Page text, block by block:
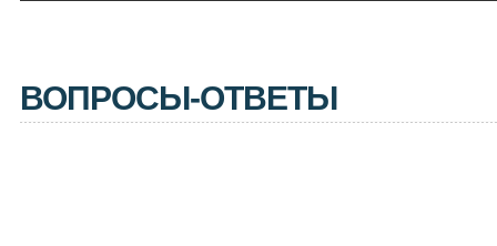
ВОПРОСЫ-ОТВЕТЫ